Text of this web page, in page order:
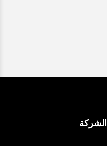
الشركة